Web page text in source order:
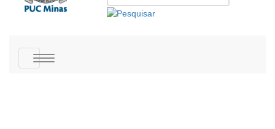
Toggle
navigation